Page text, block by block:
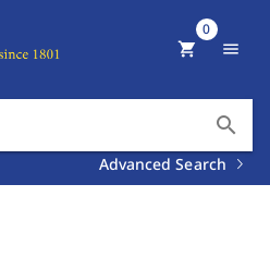
search
Advanced Search
shopping_cart
0
menu